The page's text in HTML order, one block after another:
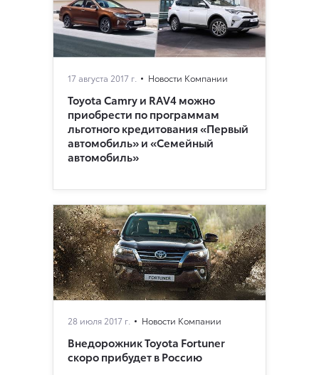
17 августа 2017 г. Новости Компании
Toyota Camry и RAV4 можно
приобрести по программам
льготного кредитования «Первый
автомобиль» и «Семейный
автомобиль»
28 июля 2017 г. Новости Компании
Внедорожник Toyota Fortuner
скоро прибудет в Россию